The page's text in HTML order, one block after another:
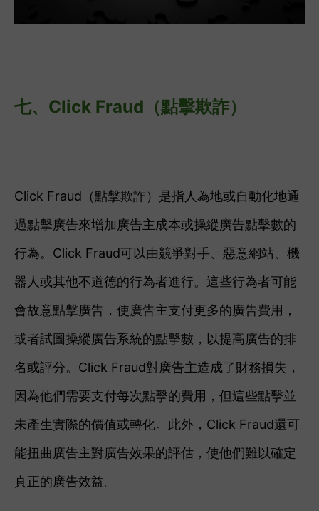
七、 Click Fraud（點擊欺詐）
Click Fraud（點擊欺詐）是指人為地或自動化地通
過點擊廣告來增加廣告主成本或操縱廣告點擊數的
行為。 Click Fraud可以由競爭對手、惡意網站、機
器人或其他不道德的行為者進行。這些行為者可能
會故意點擊廣告，使廣告主支付更多的廣告費用，
或者試圖操縱廣告系統的點擊數，以提高廣告的排
名或評分。 Click Fraud對廣告主造成了財務損失，
因為他們需要支付每次點擊的費用，但這些點擊並
未產生實際的價值或轉化。此外，Click Fraud還可
能扭曲廣告主對廣告效果的評估，使他們難以確定
真正的廣告效益。